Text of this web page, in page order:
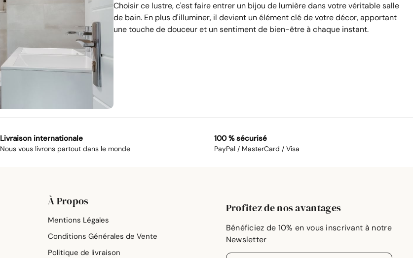
Choisir ce lustre, c'est faire entrer un bijou de lumière dans votre véritable salle
de bain. En plus d'illuminer, il devient un élément clé de votre décor, apportant
une touche de douceur et un sentiment de bien-être à chaque instant.
Livraison internationale
Nous vous livrons partout dans le monde
100 % sécurisé
PayPal / MasterCard / Visa
À Propos
Mentions Légales
Conditions Générales de Vente
Politique de livraison
Profitez de nos avantages